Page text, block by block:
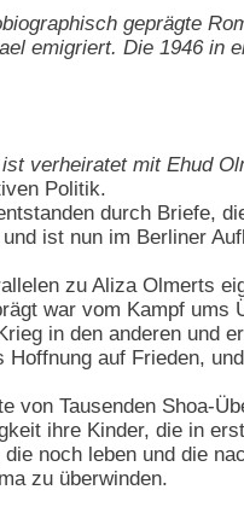
geprägte
emigriert. Die 1946 in
verheiratet mit Ehud
Politik.
durch Briefe,
ist nun im Berliner
zu Aliza Olmerts
war vom Kampf ums
in den anderen und
Hoffnung auf Frieden,
von Tausenden Shoa-
ihre Kinder, die in
noch leben und die
zu überwinden.